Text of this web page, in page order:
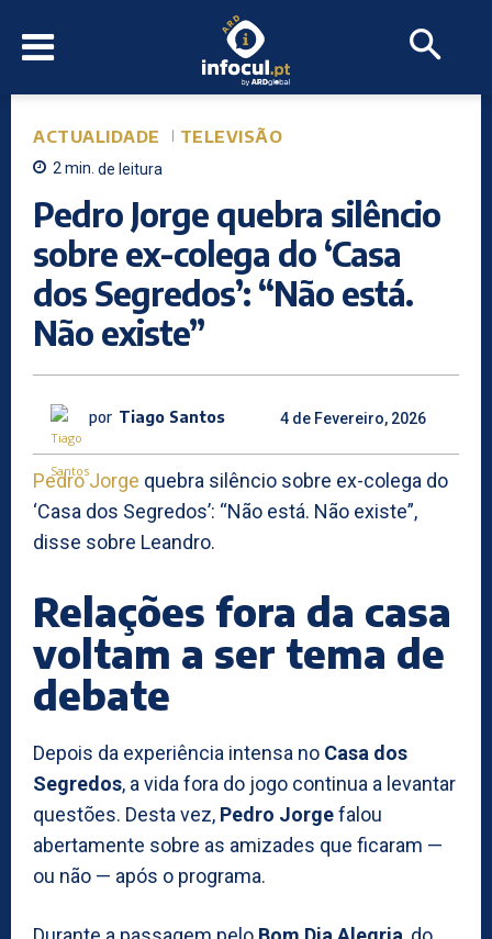
ACTUALIDADE TELEVISÃO
2min. de leitura
Pedro Jorge quebra silêncio
sobre ex-colega do ‘Casa
dos Segredos’: “Não está.
Não existe”
por Tiago Santos 4 de Fevereiro, 2026
Pedro Jorge quebra silêncio sobre ex-colega do
‘Casa dos Segredos’: “Não está. Não existe”,
disse sobre Leandro.
Relações fora da casa
voltam a ser tema de
debate
Depois da experiência intensa no Casa dos
Segredos, a vida fora do jogo continua a levantar
questões. Desta vez, Pedro Jorgefalou
abertamente sobre as amizades que ficaram —
ou não — após o programa.